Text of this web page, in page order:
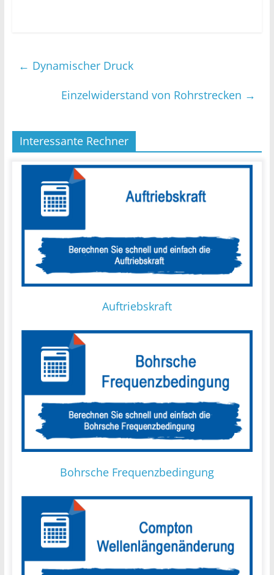
← Dynamischer Druck
Einzelwiderstand von Rohrstrecken →
Interessante Rechner
Auftriebskraft
Bohrsche Frequenzbedingung